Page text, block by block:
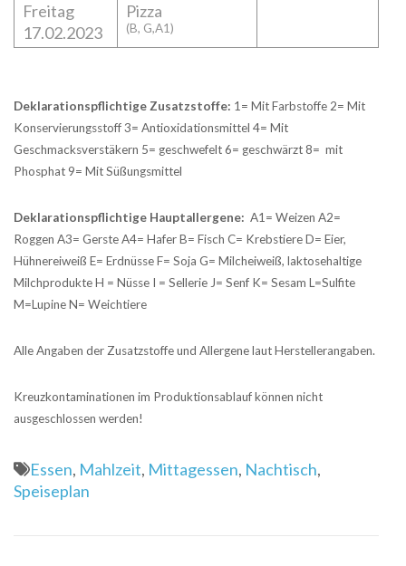
Freitag
17.02.2023
Pizza
(B, G,A1)
Deklarationspflichtige Zusatzstoffe: 1= Mit Farbstoffe 2= Mit
Konservierungsstoff 3= Antioxidationsmittel 4= Mit
Geschmacksverstäkern 5= geschwefelt 6= geschwärzt 8= mit
Phosphat 9= Mit Süßungsmittel
Deklarationspflichtige Hauptallergene: A1= Weizen A2=
Roggen A3= Gerste A4= Hafer B= Fisch C= Krebstiere D= Eier,
Hühnereiweiß E= Erdnüsse F= Soja G= Milcheiweiß, laktosehaltige
Milchprodukte H = Nüsse I = Sellerie J= Senf K= Sesam L=Sulfite
M=Lupine N= Weichtiere
Alle Angaben der Zusatzstoffe und Allergene laut Herstellerangaben.
Kreuzkontaminationen im Produktionsablauf können nicht
ausgeschlossen werden!
Essen, Mahlzeit, Mittagessen, Nachtisch,
Speiseplan